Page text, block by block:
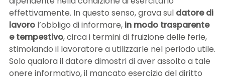
effettivamente. In questo senso, grava sul datore di
lavoro l’obbligo di informare, in modo trasparente
e tempestivo, circa i termini di fruizione delle ferie,
stimolando il lavoratore a utilizzarle nel periodo utile.
Solo qualora il datore dimostri di aver assolto a tale
onere informativo, il mancato esercizio del diritto